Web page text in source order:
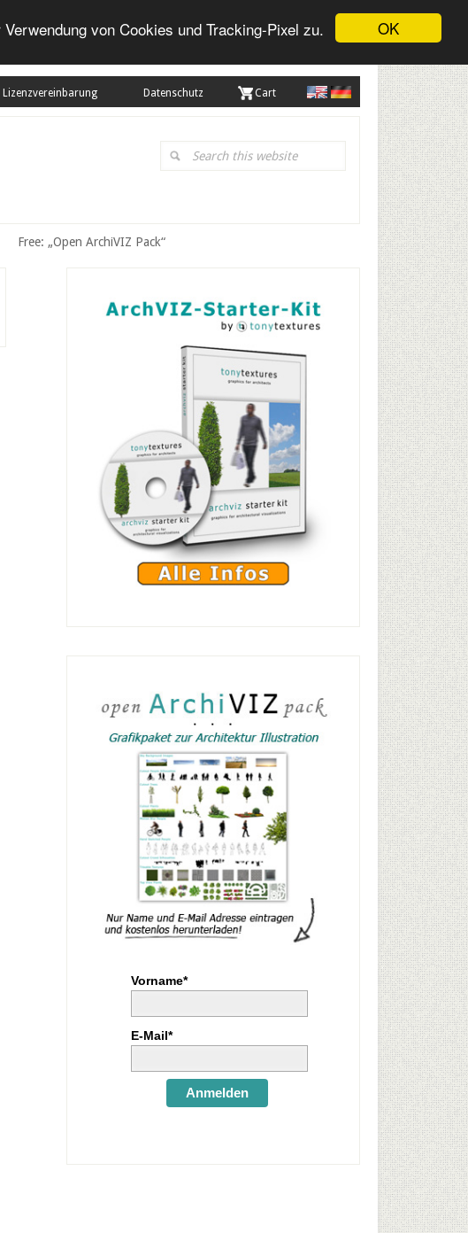
OK
von Cookies und Tracking-Pixel zu.
Lizenzvereinbarung Datenschutz . Cart
Search
Free: „Open ArchiVIZ Pack“
Sidebar
Vorname*
E-Mail*
Anmelden